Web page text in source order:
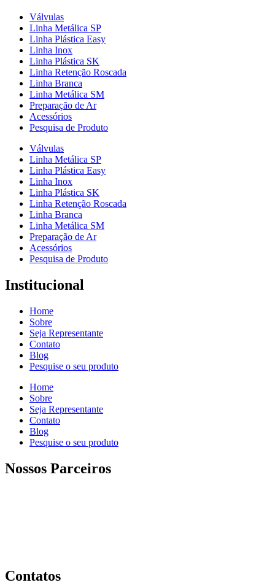
Válvulas
Linha Metálica SP
Linha Plástica Easy
Linha Inox
Linha Plástica SK
Linha Retenção Roscada
Linha Branca
Linha Metálica SM
Preparação de Ar
Acessórios
Pesquisa de Produto
Válvulas
Linha Metálica SP
Linha Plástica Easy
Linha Inox
Linha Plástica SK
Linha Retenção Roscada
Linha Branca
Linha Metálica SM
Preparação de Ar
Acessórios
Pesquisa de Produto
Institucional
Home
Sobre
Seja Representante
Contato
Blog
Pesquise o seu produto
Home
Sobre
Seja Representante
Contato
Blog
Pesquise o seu produto
Nossos Parceiros
Contatos